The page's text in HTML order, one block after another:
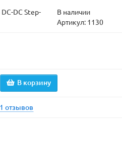
DC Step-
В наличии
Артикул: 1130
В корзину
1 отзывов